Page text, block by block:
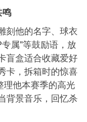
鸣
他的名字、球衣
属"等鼓励语，放
盲盒适合收藏爱好
卡，拆箱时的惊喜
理他本赛季的高光
背景音乐，回忆杀